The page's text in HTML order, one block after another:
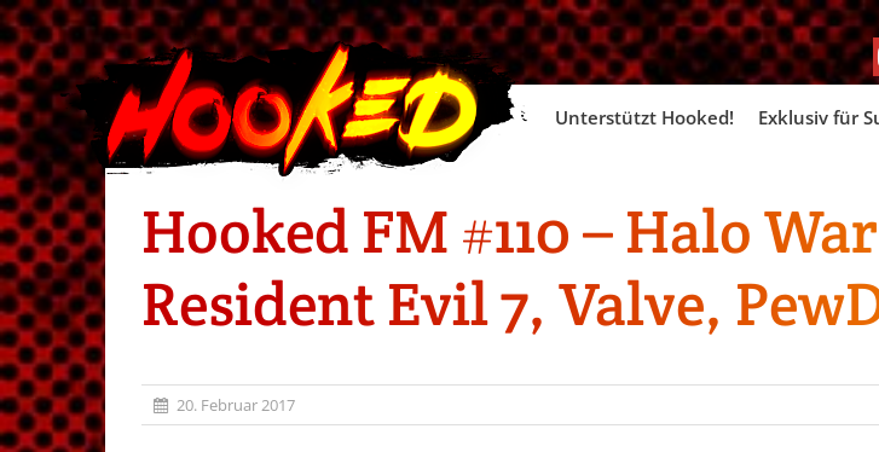
Skip
Unterstützt Hooked! Exklusiv für
Hooked FM #110 – Halo
Resident Evil 7, Valve,
20. Februar 2017